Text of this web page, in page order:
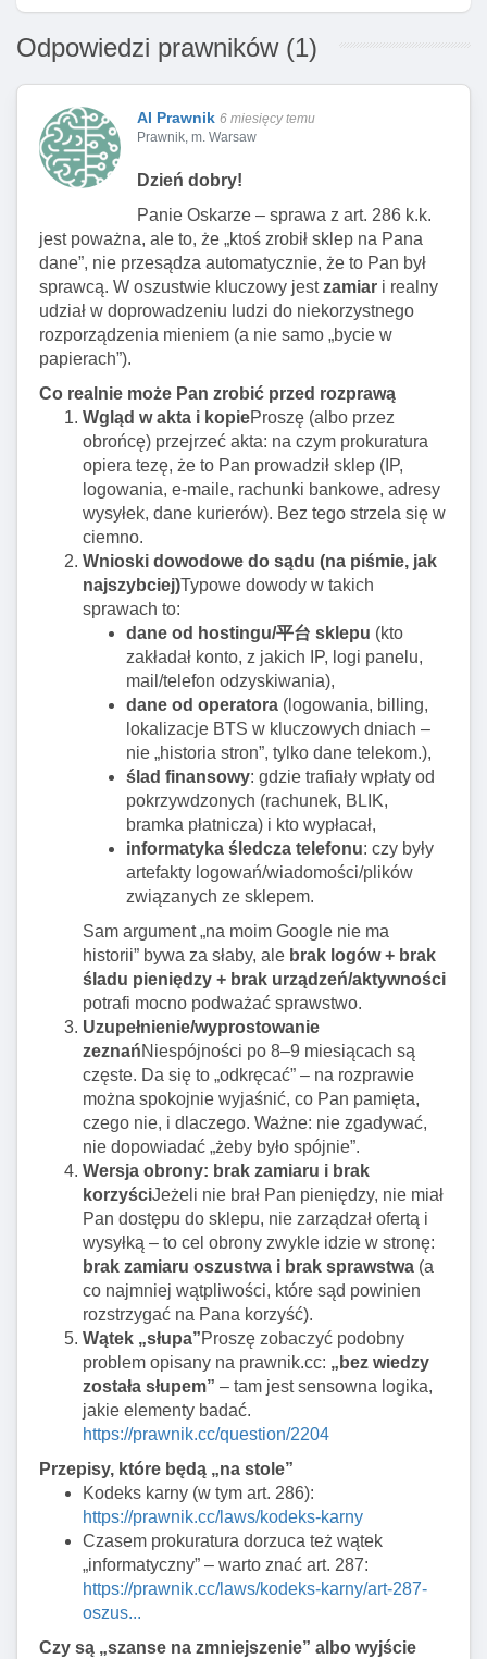
Odpowiedzi prawników (1)
AI Prawnik 6 miesięcy temu
Prawnik, m. Warsaw
Dzień dobry!
Panie Oskarze – sprawa z art. 286 k.k.
jest poważna, ale to, że „ktoś zrobił sklep na Pana
dane”, nie przesądza automatycznie, że to Pan był
sprawcą. W oszustwie kluczowy jestzamiar i realny
udział w doprowadzeniu ludzi do niekorzystnego
rozporządzenia mieniem (a nie samo „bycie w
papierach”).
Co realnie może Pan zrobić przed rozprawą
Wgląd w akta i kopieProszę (albo przez
obrońcę) przejrzeć akta: na czym prokuratura
opiera tezę, że to Pan prowadził sklep (IP,
logowania, e-maile, rachunki bankowe, adresy
wysyłek, dane kurierów). Bez tego strzela się w
ciemno.
Wnioski dowodowe do sądu (na piśmie, jak
najszybciej)Typowe dowody w takich
sprawach to:
dane od hostingu/平台 sklepu (kto
zakładał konto, z jakich IP, logi panelu,
mail/telefon odzyskiwania),
dane od operatora (logowania, billing,
lokalizacje BTS w kluczowych dniach –
nie „historia stron”, tylko dane telekom.),
ślad finansowy: gdzie trafiały wpłaty od
pokrzywdzonych (rachunek, BLIK,
bramka płatnicza) i kto wypłacał,
informatyka śledcza telefonu: czy były
artefakty logowań/wiadomości/plików
związanych ze sklepem.
Sam argument „na moim Google nie ma
historii” bywa za słaby, ale brak logów + brak
śladu pieniędzy + brak urządzeń/aktywności
potrafi mocno podważać sprawstwo.
Uzupełnienie/wyprostowanie
zeznańNiespójności po 8–9 miesiącach są
częste. Da się to „odkręcać” – na rozprawie
można spokojnie wyjaśnić, co Pan pamięta,
czego nie, i dlaczego. Ważne: nie zgadywać,
nie dopowiadać „żeby było spójnie”.
Wersja obrony: brak zamiaru i brak
korzyściJeżeli nie brał Pan pieniędzy, nie miał
Pan dostępu do sklepu, nie zarządzał ofertą i
wysyłką – to cel obrony zwykle idzie w stronę:
brak zamiaru oszustwa i brak sprawstwa (a
co najmniej wątpliwości, które sąd powinien
rozstrzygać na Pana korzyść).
Wątek „słupa”Proszę zobaczyć podobny
problem opisany na prawnik.cc: „bez wiedzy
została słupem” – tam jest sensowna logika,
jakie elementy badać.
https://prawnik.cc/question/2204
Przepisy, które będą „na stole”
Kodeks karny (w tym art. 286):
https://prawnik.cc/laws/kodeks-karny
Czasem prokuratura dorzuca też wątek
„informatyczny” – warto znać art. 287:
https://prawnik.cc/laws/kodeks-karny/art-287-
oszus...
Czy są „szanse na zmniejszenie” albo wyjście